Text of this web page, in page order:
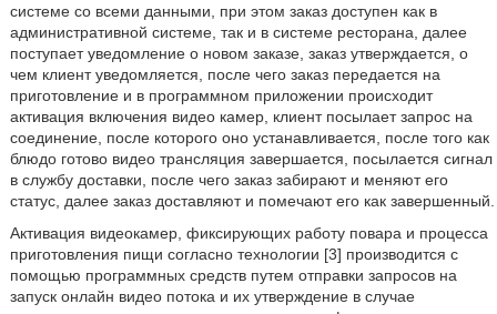
системе со всеми данными, при этом заказ доступен как в
административной системе, так и в системе ресторана, далее
поступает уведомление о новом заказе, заказ утверждается, о
чем клиент уведомляется, после чего заказ передается на
приготовление и в программном приложении происходит
активация включения видео камер, клиент посылает запрос на
соединение, после которого оно устанавливается, после того как
блюдо готово видео трансляция завершается, посылается сигнал
в службу доставки, после чего заказ забирают и меняют его
статус, далее заказ доставляют и помечают его как завершенный.
Активация видеокамер, фиксирующих работу повара и процесса
приготовления пищи согласно технологии [3] производится с
помощью программных средств путем отправки запросов на
запуск онлайн видео потока и их утверждение в случае